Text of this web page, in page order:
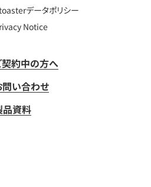
データポリシー
Notice
契約中の方へ
問い合わせ
品資料